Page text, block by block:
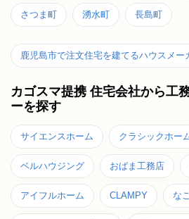
さつま町 湧水町 長島町
鹿児島市で注文住宅を建てるハウスメー
カゴスマ提携 住宅会社から工
ーを探す
サイエンスホーム クラシックホー
ベルハウジング おばま工務店
アイフルホーム CLAMPY な